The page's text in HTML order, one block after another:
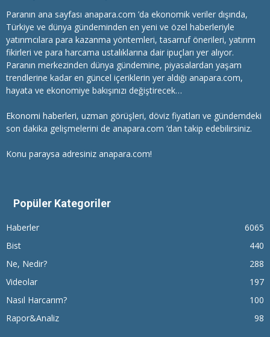
Paranın ana sayfası anapara.com ’da ekonomik veriler dışında,
Türkiye ve dünya gündeminden en yeni ve özel haberleriyle
yatırımcılara para kazanma yöntemleri, tasarruf önerileri, yatırım
fikirleri ve para harcama ustalıklarına dair ipuçları yer alıyor.
Paranın merkezinden dünya gündemine, piyasalardan yaşam
trendlerine kadar en güncel içeriklerin yer aldığı anapara.com,
hayata ve ekonomiye bakışınızı değiştirecek…
Ekonomi haberleri, uzman görüşleri, döviz fiyatları ve gündemdeki
son dakika gelişmelerini de anapara.com ‘dan takip edebilirsiniz.
Konu paraysa adresiniz anapara.com!
Popüler Kategoriler
Haberler
6065
Bist
440
Ne, Nedir?
288
Videolar
197
Nasıl Harcarım?
100
Rapor&Analiz
98